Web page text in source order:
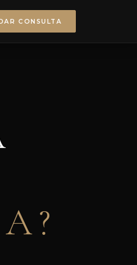
CONSULTA